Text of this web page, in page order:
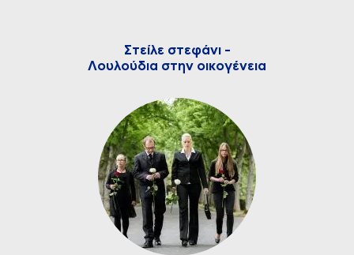
Στείλε στεφάνι -
Λουλούδια στην οικογένεια